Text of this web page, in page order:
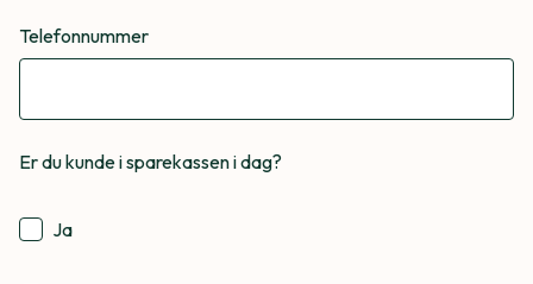
Telefonnummer
Er du kunde i sparekassen i dag?
Ja